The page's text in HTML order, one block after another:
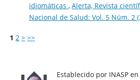
idiomáticas , Alerta, Revista
Nacional de Salud: Vol. 5 Núm. 2
1 2 > >>
Establecido por INASP